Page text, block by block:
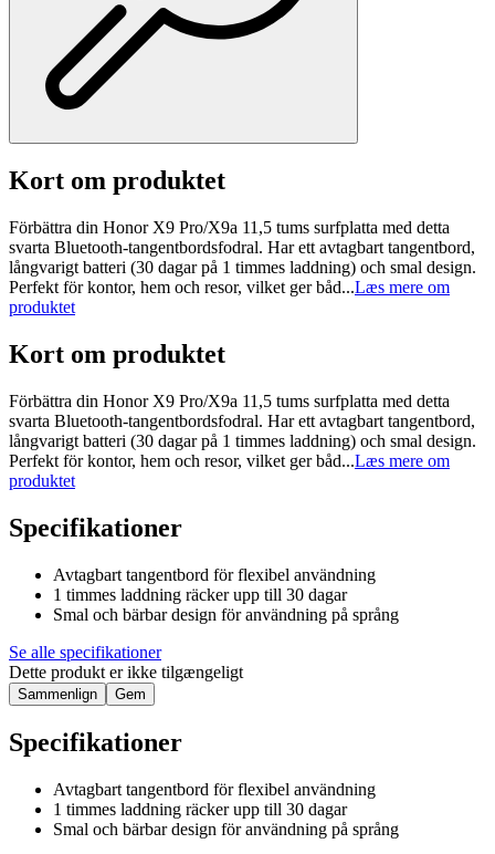
Kort om produktet
Förbättra din Honor X9 Pro/X9a 11,5 tums surfplatta med detta
svarta Bluetooth-tangentbordsfodral. Har ett avtagbart tangentbord,
långvarigt batteri (30 dagar på 1 timmes laddning) och smal design.
Perfekt för kontor, hem och resor, vilket ger båd...Læs mere om
produktet
Kort om produktet
Förbättra din Honor X9 Pro/X9a 11,5 tums surfplatta med detta
svarta Bluetooth-tangentbordsfodral. Har ett avtagbart tangentbord,
långvarigt batteri (30 dagar på 1 timmes laddning) och smal design.
Perfekt för kontor, hem och resor, vilket ger båd...Læs mere om
produktet
Specifikationer
Avtagbart tangentbord för flexibel användning
1 timmes laddning räcker upp till 30 dagar
Smal och bärbar design för användning på språng
Se alle specifikationer
Dette produkt er ikke tilgængeligt
Sammenlign Gem
Specifikationer
Avtagbart tangentbord för flexibel användning
1 timmes laddning räcker upp till 30 dagar
Smal och bärbar design för användning på språng